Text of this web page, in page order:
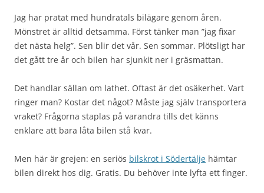
Jag har pratat med hundratals bilägare genom åren.
Mönstret är alltid detsamma. Först tänker man ”jag fixar
det nästa helg”. Sen blir det vår. Sen sommar. Plötsligt har
det gått tre år och bilen har sjunkit ner i gräsmattan.
Det handlar sällan om lathet. Oftast är det osäkerhet. Vart
ringer man? Kostar det något? Måste jag själv transportera
vraket? Frågorna staplas på varandra tills det känns
enklare att bara låta bilen stå kvar.
Men här är grejen: en seriös bilskrot i Södertälje hämtar
bilen direkt hos dig. Gratis. Du behöver inte lyfta ett finger.